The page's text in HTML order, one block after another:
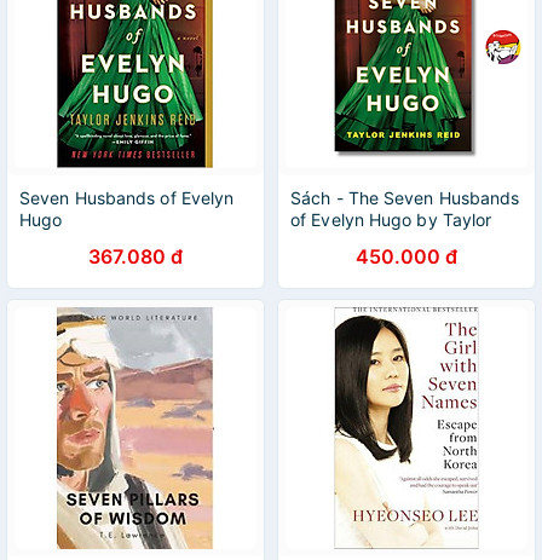
Seven Husbands of Evelyn
Hugo
367.080 đ
Sách - The Seven Husbands
of Evelyn Hugo by Taylor
Ngoại văn Nhập khẩu UK
450.000 đ